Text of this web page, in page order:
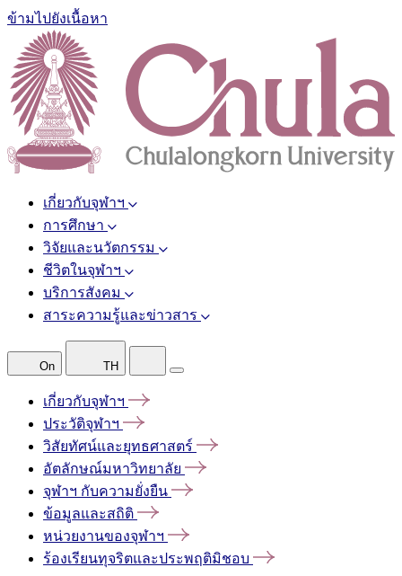
ข้ามไปยังเนื้อหา
เกี่ยวกับจุฬาฯ
การศึกษา
วิจัยและนวัตกรรม
ชีวิตในจุฬาฯ
บริการสังคม
สาระความรู้และข่าวสาร
On TH
เกี่ยวกับจุฬาฯ
ประวัติจุฬาฯ
วิสัยทัศน์และยุทธศาสตร์
อัตลักษณ์มหาวิทยาลัย
จุฬาฯ กับความยั่งยืน
ข้อมูลและสถิติ
หน่วยงานของจุฬาฯ
ร้องเรียนทุจริตและประพฤติมิชอบ